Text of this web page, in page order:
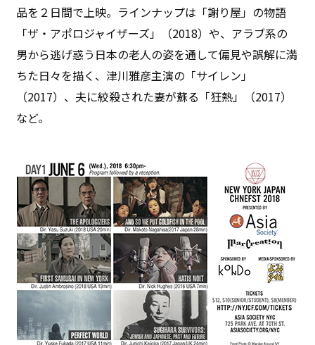
品を２日間で上映。ラインナップは「謝り屋」の物語
「ザ・アポロジャイザーズ」（2018）や、アラブ系の
男から逃げ惑う日本の老人の姿を通して偏見や誤解に満
ちた日々を描く、津川雅彦主演の「サイレン」
（2017）、夫に絞殺された妻が蘇る「狂熱」（2017）
など。